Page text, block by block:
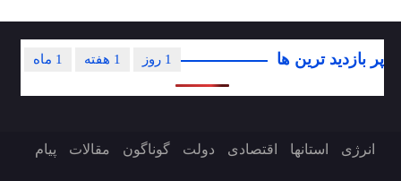
پر بازدید ترین ها 1 ماه 1 هفته 1 روز
انرژی استانها اقتصادی دولت گوناگون مقالات پیام